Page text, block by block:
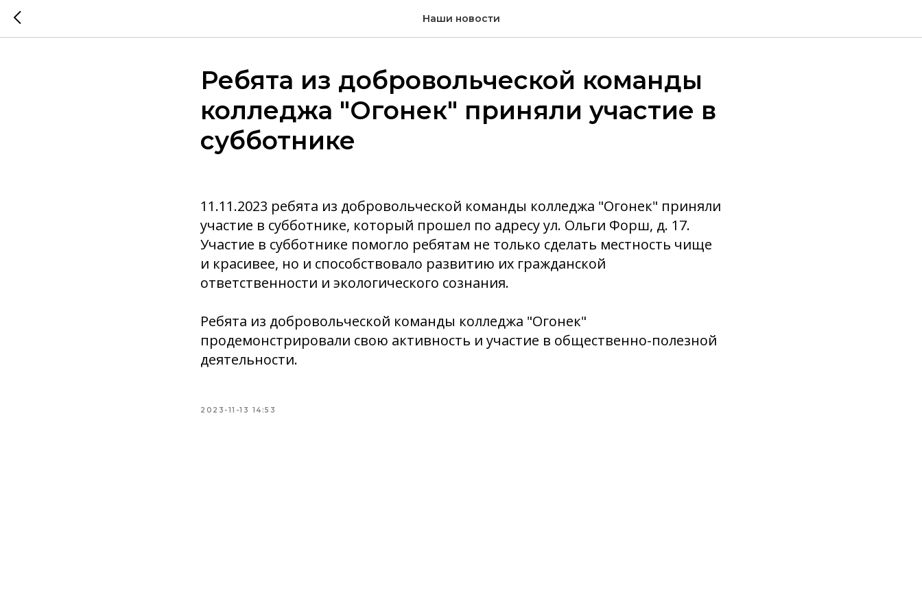
Наши новости
Ребята из добровольческой команды
колледжа "Огонек" приняли участие в
субботнике
11.11.2023 ребята из добровольческой команды колледжа "Огонек" приняли
участие в субботнике, который прошел по адресу ул. Ольги Форш, д. 17.
Участие в субботнике помогло ребятам не только сделать местность чище
и красивее, но и способствовало развитию их гражданской
ответственности и экологического сознания.
Ребята из добровольческой команды колледжа "Огонек"
продемонстрировали свою активность и участие в общественно-полезной
деятельности.
2023-11-13 14:53